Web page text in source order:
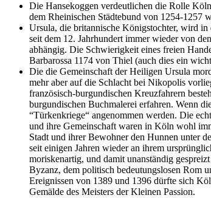
Die Hansekoggen verdeutlichen die Rolle
dem Rheinischen Städtebund von 1254-1257
Ursula, die britannische Königstochter, wird
seit dem 12. Jahrhundert immer wieder von
abhängig. Die Schwierigkeit eines freien
Barbarossa 1174 von Thiel (auch dies ein
Die die Gemeinschaft der Heiligen Ursula
mehr aber auf die Schlacht bei Nikopolis
französisch-burgundischen Kreuzfahrern
burgundischen Buchmalerei erfahren. Wenn
“Türkenkriege“ angenommen werden. Die
und ihre Gemeinschaft waren in Köln wohl
Stadt und ihrer Bewohner den Hunnen unter
seit einigen Jahren wieder an ihrem
moriskenartig, und damit unanständig
Byzanz, dem politisch bedeutungslosen Rom
Ereignissen von 1389 und 1396 dürfte sich
Gemälde des Meisters der Kleinen Passion.